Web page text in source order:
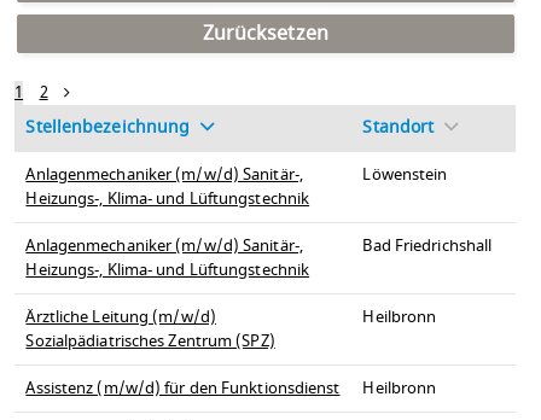
Zurücksetzen
1
2
Stellenbezeichnung
Standort
Anlagenmechaniker (m/w/d) Sanitär-,
Heizungs-, Klima- und Lüftungstechnik
Löwenstein
Anlagenmechaniker (m/w/d) Sanitär-,
Heizungs-, Klima- und Lüftungstechnik
Bad Friedrichshall
Ärztliche Leitung (m/w/d)
Sozialpädiatrisches Zentrum (SPZ)
Heilbronn
Assistenz (m/w/d) für den Funktionsdienst
Heilbronn